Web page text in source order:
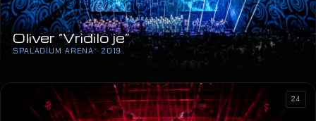
Oliver “Vridilo je”
SPALADIUM ARENA · 2019
24